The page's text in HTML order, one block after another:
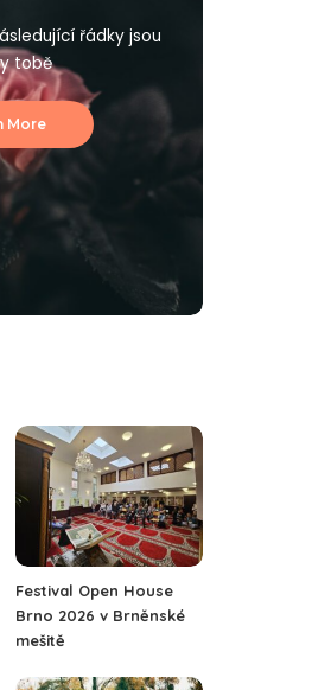
řádky jsou
tobě
More
Festival Open House
Brno 2026 v Brněnské
mešitě